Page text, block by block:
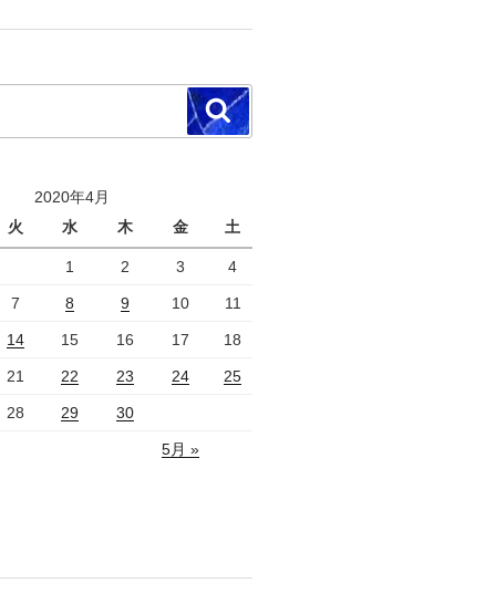
検
索
2020年4月
火 水 木 金 土
1 2 3 4
7 8 9 10 11
14 15 16 17 18
21 22 23 24 25
28 29 30
5月 »